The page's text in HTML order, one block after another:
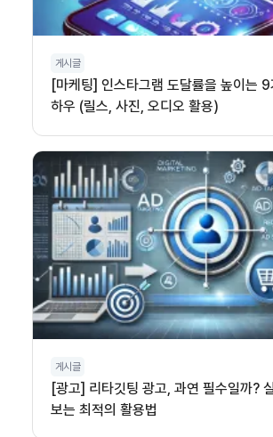
게시글
[마케팅] 인스타그램 도달률을 높이는
하우 (릴스, 사진, 오디오 활용)
게시글
[광고] 리타깃팅 광고, 과연 필수일까?
보는 최적의 활용법